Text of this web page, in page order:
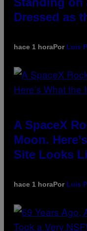
Dressed as
hace 1 horaPor Luis
A SpaceX
Moon.
Site Looks
hace 1 horaPor Luis